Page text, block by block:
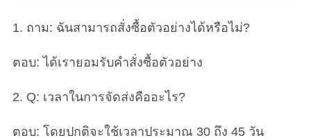
1. ถาม: ฉันสามารถสั่งซื้อตัวอย่างได้หรือไม่?
ตอบ: ได้เรายอมรับคำสั่งซื้อตัวอย่าง
2. Q: เวลาในการจัดส่งคืออะไร?
ตอบ: โดยปกติจะใช้เวลาประมาณ 30 ถึง 45 วัน